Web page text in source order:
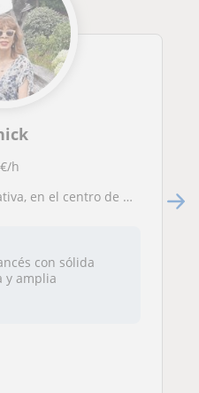
h
conversación y gramática. Todos los niveles.
con sólida
y amplia